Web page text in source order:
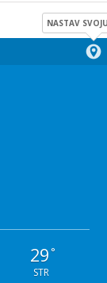
NASTAV
29 °
STR